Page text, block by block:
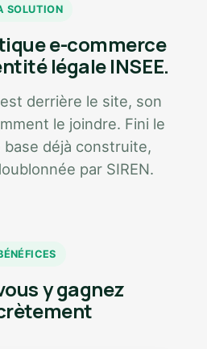
SOLUTION
e-commerce
légale INSEE.
derrière le site, son
le joindre. Fini le
base déjà construite,
par SIREN.
y gagnez